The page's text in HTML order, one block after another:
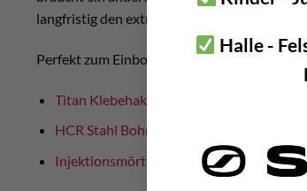
Halle -
langfristig den extremen chemischen
Perfekt zum Einbohren in Meeresnähe sind
Titan Klebehaken
HCR Stahl Bohrhakenlaschen
Injektionsmörtel
für die Verwendung in